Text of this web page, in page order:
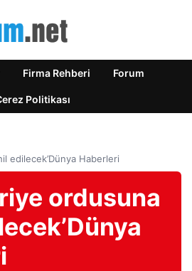
Firma Rehberi Forum
Politikası
edilecek’Dünya Haberleri
ordusuna